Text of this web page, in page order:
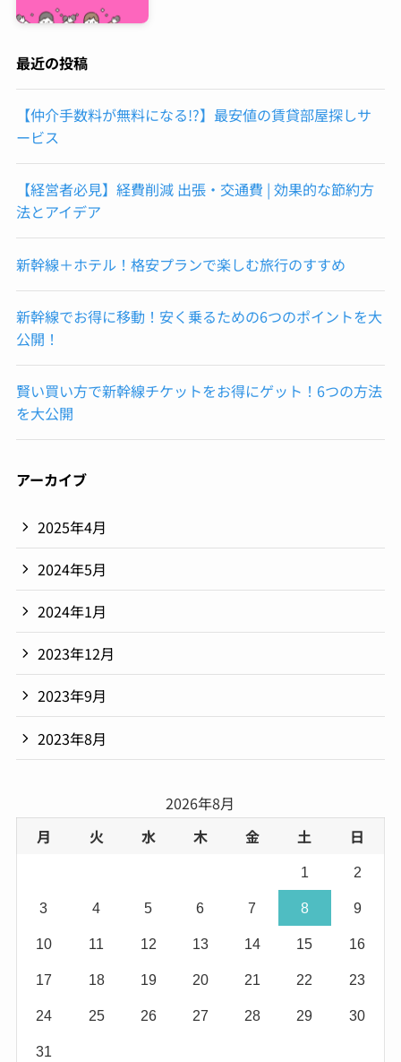
最近の投稿
【仲介手数料が無料になる!?】最安値の賃貸部屋探しサ
ービス
【経営者必見】経費削減 出張・交通費 | 効果的な節約方
法とアイデア
新幹線＋ホテル！格安プランで楽しむ旅行のすすめ
新幹線でお得に移動！安く乗るための6つのポイントを大
公開！
賢い買い方で新幹線チケットをお得にゲット！6つの方法
を大公開
アーカイブ
2025年4月
2024年5月
2024年1月
2023年12月
2023年9月
2023年8月
2026年8月
月
火 水 木 金 土 日
1 2
3 4 5 6 7 8 9
10 11 12 13 14 15 16
17 18 19 20 21 22 23
24 25 26 27 28 29 30
31